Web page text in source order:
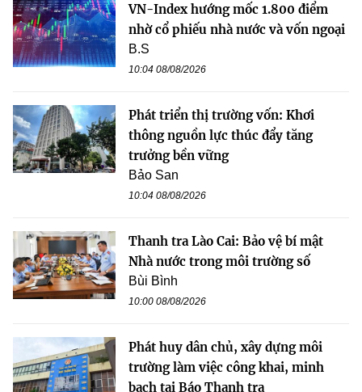
VN-Index hướng mốc 1.800 điểm
nhờ cổ phiếu nhà nước và vốn ngoại
B.S
10:04 08/08/2026
Phát triển thị trường vốn: Khơi
thông nguồn lực thúc đẩy tăng
trưởng bền vững
Bảo San
10:04 08/08/2026
Thanh tra Lào Cai: Bảo vệ bí mật
Nhà nước trong môi trường số
Bùi Bình
10:00 08/08/2026
Phát huy dân chủ, xây dựng môi
trường làm việc công khai, minh
bạch tại Báo Thanh tra